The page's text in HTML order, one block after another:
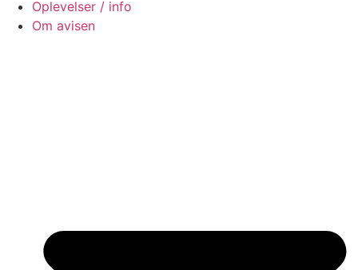
Oplevelser / info
Om avisen